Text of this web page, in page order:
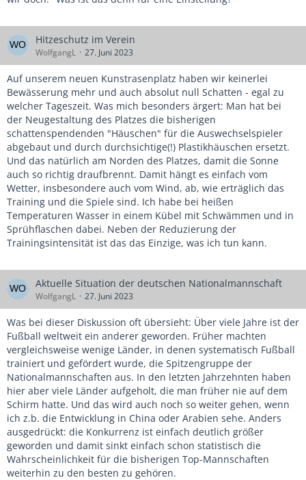
Hitzeschutz im Verein
WolfgangL 27. Juni 2023
Auf unserem neuen Kunstrasenplatz haben wir keinerlei
Bewässerung mehr und auch absolut null Schatten - egal zu
welcher Tageszeit. Was mich besonders ärgert: Man hat bei
der Neugestaltung des Platzes die bisherigen
schattenspendenden "Häuschen" für die Auswechselspieler
abgebaut und durch durchsichtige(!) Plastikhäuschen ersetzt.
Und das natürlich am Norden des Platzes, damit die Sonne
auch so richtig draufbrennt. Damit hängt es einfach vom
Wetter, insbesondere auch vom Wind, ab, wie erträglich das
Training und die Spiele sind. Ich habe bei heißen
Temperaturen Wasser in einem Kübel mit Schwämmen und in
Sprühflaschen dabei. Neben der Reduzierung der
Trainingsintensität ist das das Einzige, was ich tun kann.
Aktuelle Situation der deutschen Nationalmannschaft
WolfgangL 27. Juni 2023
Was bei dieser Diskussion oft übersieht: Über viele Jahre ist der
Fußball weltweit ein anderer geworden. Früher machten
vergleichsweise wenige Länder, in denen systematisch Fußball
trainiert und gefördert wurde, die Spitzengruppe der
Nationalmannschaften aus. In den letzten Jahrzehnten haben
hier aber viele Länder aufgeholt, die man früher nie auf dem
Schirm hatte. Und das wird auch noch so weiter gehen, wenn
ich z.b. die Entwicklung in China oder Arabien sehe. Anders
ausgedrückt: die Konkurrenz ist einfach deutlich größer
geworden und damit sinkt einfach schon statistisch die
Wahrscheinlichkeit für die bisherigen Top-Mannschaften
weiterhin zu den besten zu gehören.